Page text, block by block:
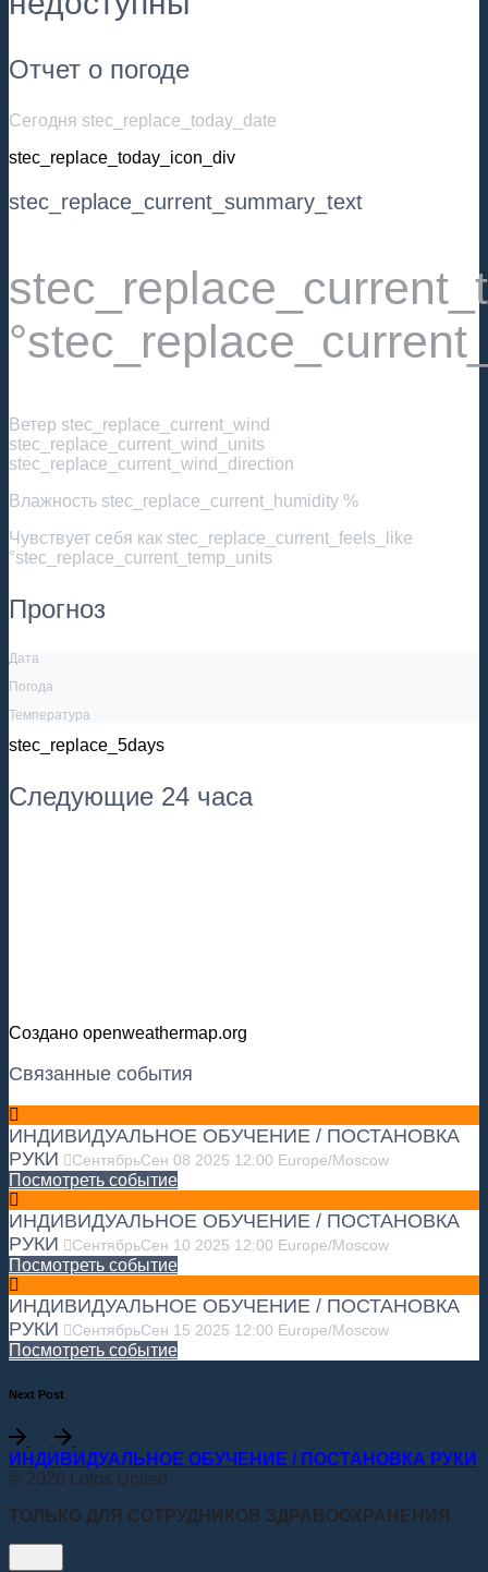
Отчет о погоде
Сегодня stec_replace_today_date
stec_replace_today_icon_div
stec_replace_current_summary_text
Ветер stec_replace_current_wind
stec_replace_current_wind_units
stec_replace_current_wind_direction
Влажность stec_replace_current_humidity %
Чувствует себя как stec_replace_current_feels_like
°stec_replace_current_temp_units
Прогноз
Дата
Погода
Температура
stec_replace_5days
Следующие 24 часа
Создано openweathermap.org
Связанные события
ИНДИВИДУАЛЬНОЕ ОБУЧЕНИЕ / ПОСТАНОВКА
РУКИ
СентябрьСен 08 2025 12:00 Europe/Moscow
Посмотреть событие
ИНДИВИДУАЛЬНОЕ ОБУЧЕНИЕ / ПОСТАНОВКА
РУКИ
СентябрьСен 10 2025 12:00 Europe/Moscow
Посмотреть событие
ИНДИВИДУАЛЬНОЕ ОБУЧЕНИЕ / ПОСТАНОВКА
РУКИ
СентябрьСен 15 2025 12:00 Europe/Moscow
Посмотреть событие
Next Post
ИНДИВИДУАЛЬНОЕ ОБУЧЕНИЕ / ПОСТАНОВКА РУКИ
© 2026 Lotos United
ТОЛЬКО ДЛЯ СОТРУДНИКОВ ЗДРАВООХРАНЕНИЯ